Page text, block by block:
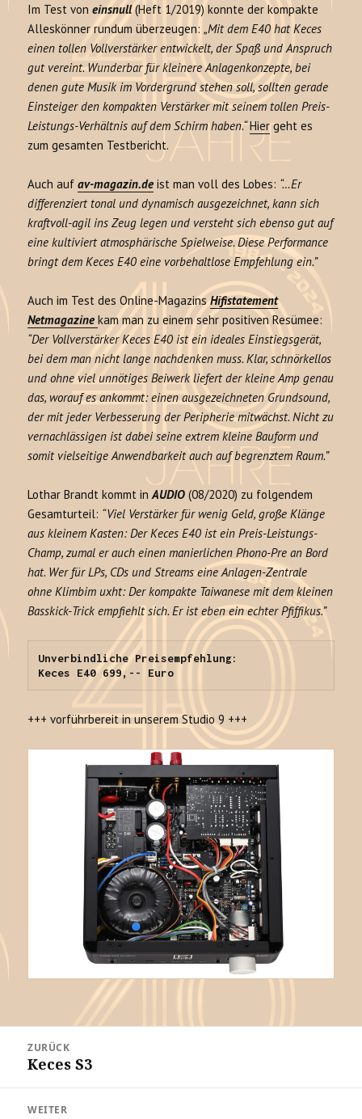
Im Test voneinsnull(Heft 1/2019) konnte der kompakte
Alleskönner rundum überzeugen:„Mit dem E40 hat Keces
einen tollen Vollverstärker entwickelt, der Spaß und Anspruch
gut vereint. Wunderbar für kleinere Anlagenkonzepte, bei
denen gute Musik im Vordergrund stehen soll, sollten gerade
Einsteiger den kompakten Verstärker mit seinem tollen Preis-
Leistungs-Verhältnis auf dem Schirm haben.“Hiergeht es
zum gesamten Testbericht.
Auch aufav-magazin.de ist man voll des Lobes: “…Er
differenziert tonal und dynamisch ausgezeichnet, kann sich
kraftvoll-agil ins Zeug legen und versteht sich ebenso gut auf
eine kultiviert atmosphärische Spielweise. Diese Performance
bringt dem Keces E40 eine vorbehaltlose Empfehlung ein.”
Auch im Test des Online-MagazinsHifistatement
Netmagazinekam man zu einem sehr positiven Resümee:
“Der Vollverstärker Keces E40 ist ein ideales Einstiegsgerät,
bei dem man nicht lange nachdenken muss. Klar, schnörkellos
und ohne viel unnötiges Beiwerk liefert der kleine Amp genau
das, worauf es ankommt: einen ausgezeichneten Grundsound,
der mit jeder Verbesserung der Peripherie mitwächst. Nicht zu
vernachlässigen ist dabei seine extrem kleine Bauform und
somit vielseitige Anwendbarkeit auch auf begrenztem Raum.”
Lothar Brandt kommt inAUDIO (08/2020) zu folgendem
Gesamturteil: “Viel Verstärker für wenig Geld, große Klänge
aus kleinem Kasten: Der Keces E40 ist ein Preis-Leistungs-
Champ, zumal er auch einen manierlichen Phono-Pre an Bord
hat. Wer für LPs, CDs und Streams eine Anlagen-Zentrale
ohne Klimbim uxht: Der kompakte Taiwanese mit dem kleinen
Basskick-Trick empfiehlt sich. Er ist eben ein echter Pfiffikus.”
Unverbindliche Preisempfehlung:
Keces E40 699,-- Euro
+++ vorführbereit in unserem Studio 9 +++
Navigation
ZURÜCK
Vorheriger
Beitrag:
Keces S3
WEITER